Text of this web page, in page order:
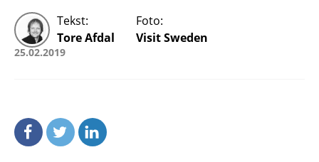
Tekst:
Tore Afdal
Foto:
Visit Sweden
25.02.2019